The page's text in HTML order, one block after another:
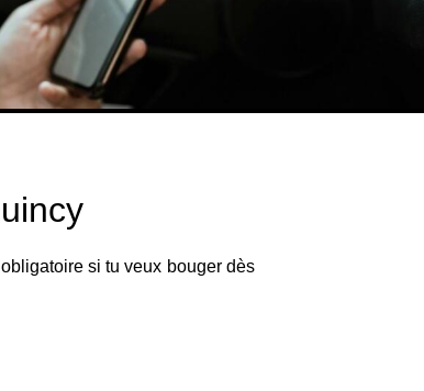
si tu veux bouger dès